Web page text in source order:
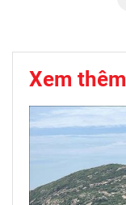
Xem thêm